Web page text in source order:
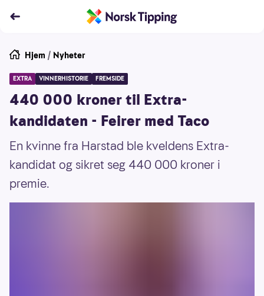
Hjem / Nyheter
EXTRA VINNERHISTORIE FREMSIDE
440 000 kroner til Extra-
kandidaten - Feirer med Taco
En kvinne fra Harstad ble kveldens Extra-
kandidat og sikret seg 440 000 kroner i
premie.